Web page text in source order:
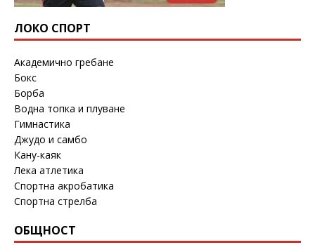
ЛОКО СПОРТ
Академично гребане
Бокс
Борба
Водна топка и плуване
Гимнастика
Джудо и самбо
Кану-каяк
Лека атлетика
Спортна акробатика
Спортна стрелба
ОБЩНОСТ